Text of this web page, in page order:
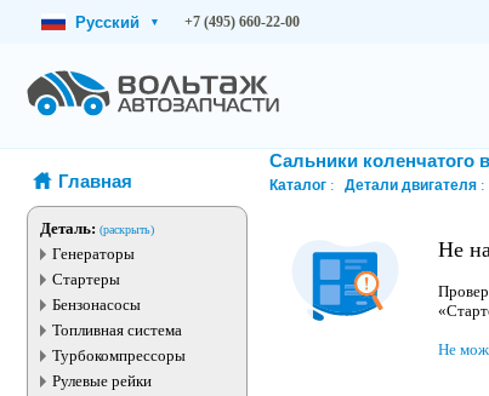
Русский ▾ +7 (495) 660-22-00
Главная
Деталь: (раскрыть)
Генераторы
Стартеры
Бензонасосы
Топливная система
Турбокомпрессоры
Рулевые рейки
Сальники коленчатого
Каталог Детали двигателя
Не
Не